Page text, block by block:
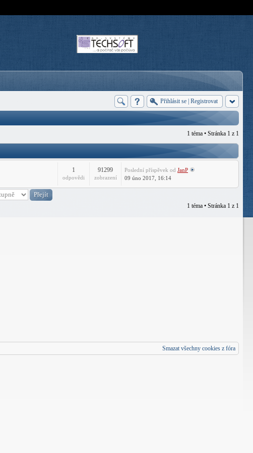
Přihlásit se Registrovat
1 téma • Stránka 1 z 1
1
odpovědi
91299
zobrazení
Poslední příspěvek od JanP
09 úno 2017, 16:14
1 téma • Stránka 1 z 1
Smazat všechny cookies z fóra